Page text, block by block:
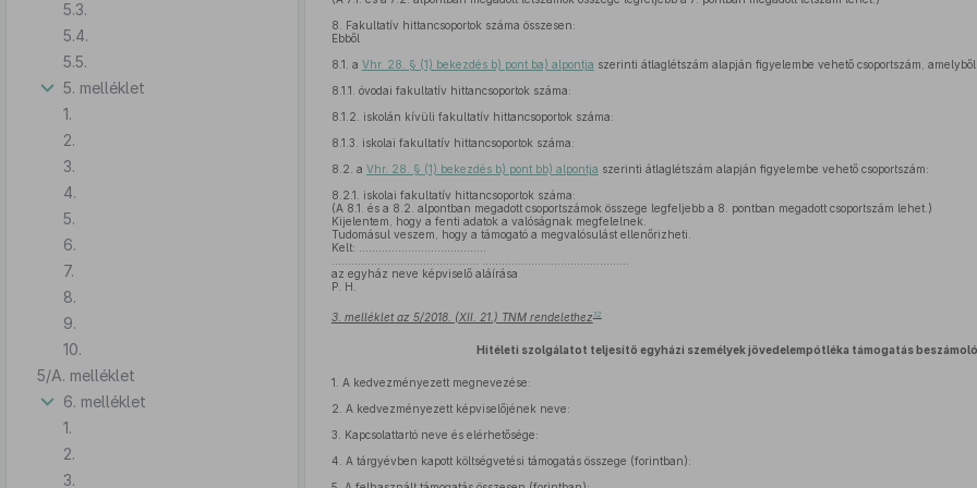
5.3.
5.4.
5.5.
5. melléklet
1.
2.
3.
4.
5.
6.
7.
8.
9.
10.
5/A. melléklet
6. melléklet
1.
2.
3.
8.
Fakultatív hittancsoportok száma összesen:
Ebből
8.1. a Vhr. 28. § (1) bekezdés b) pont ba) alpontja szerinti átlaglétszám alapján figyelembe vehető csoportszám, amelyből
8.1.1. óvodai fakultatív hittancsoportok száma:
8.1.2.
iskolán kívüli fakultatív hittancsoportok száma:
8.1.3.
iskolai fakultatív hittancsoportok száma:
8.2. a Vhr. 28. § (1) bekezdés b) pont bb) alpontja szerinti átlaglétszám alapján figyelembe vehető csoportszám:
8.2.1.
iskolai fakultatív hittancsoportok száma:
(A 8.1. és a 8.2. alpontban megadott csoportszámok összege legfeljebb a 8. pontban megadott csoportszám lehet.)
Kijelentem, hogy a fenti adatok a valóságnak megfelelnek.
Tudomásul veszem, hogy a támogató a megvalósulást ellenőrizheti.
Kelt: …………………………………
az egyház neve képviselő aláírása
P. H.
3. melléklet az 5/2018. (XII. 21.) TNM rendelethez 12
Hitéleti szolgálatot teljesítő egyházi személyek jövedelempótléka támogatás
1. A kedvezményezett megnevezése:
2. A kedvezményezett képviselőjének neve:
3.
Kapcsolattartó neve és elérhetősége:
4. A tárgyévben kapott költségvetési támogatás összege (forintban):